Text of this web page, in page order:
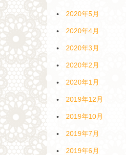
2020年5月
2020年4月
2020年3月
2020年2月
2020年1月
2019年12月
2019年10月
2019年7月
2019年6月